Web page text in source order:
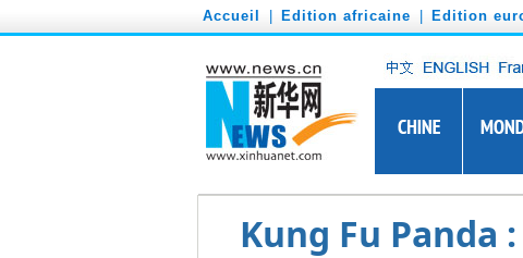
Accueil Edition africaine Edition
Kung Fu Panda